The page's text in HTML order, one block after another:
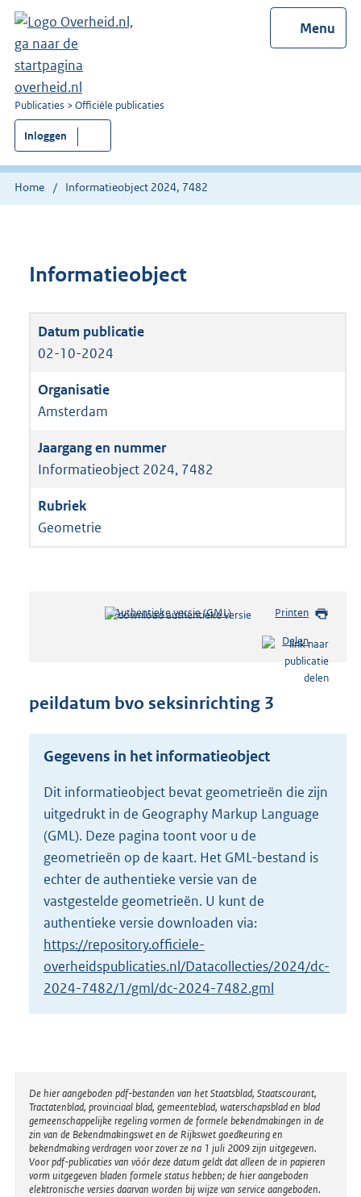
Menu
U
bent
nu
hier:
Publicaties Officiële publicaties
Inloggen
Home Informatieobject 2024, 7482
Informatieobject
02-10-2024
Amsterdam
Informatieobject 2024, 7482
Geometrie
Authentieke versie (GML)b
n
s
r
o
t
t
e
:
2
K
b
Printen
Delen
peildatum bvo seksinrichting 3
Gegevens in het informatieobject
Dit informatieobject bevat geometrieën die zijn
uitgedrukt in de Geography Markup Language
(GML). Deze pagina toont voor u de
geometrieën op de kaart. Het GML-bestand is
echter de authentieke versie van de
vastgestelde geometrieën. U kunt de
authentieke versie downloaden via:
https://repository.officiele-
overheidspublicaties.nl/Datacollecties/2024/dc-
2024-7482/1/gml/dc-2024-7482.gml
Disclaimer
De hier aangeboden pdf-bestanden van het Staatsblad, Staatscourant,
Tractatenblad, provinciaal blad, gemeenteblad, waterschapsblad en blad
gemeenschappelijke regeling vormen de formele bekendmakingen in de
zin van de Bekendmakingswet en de Rijkswet goedkeuring en
bekendmaking verdragen voor zover ze na 1 juli 2009 zijn uitgegeven.
Voor pdf-publicaties van vóór deze datum geldt dat alleen de in papieren
vorm uitgegeven bladen formele status hebben; de hier aangeboden
elektronische versies daarvan worden bij wijze van service aangeboden.